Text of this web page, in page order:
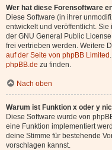
Wer hat diese Forensoftware
Diese Software (in ihrer
entwickelt und veröffentlicht.
der GNU General Public
frei vertrieben werden. Weitere
auf der Seite von phpBB Limited
phpBB.de zu finden.
Nach oben
Warum ist Funktion x oder y
Diese Software wurde von
eine Funktion implementiert
deine Stimme für bestehende
vorschlagen kannst.